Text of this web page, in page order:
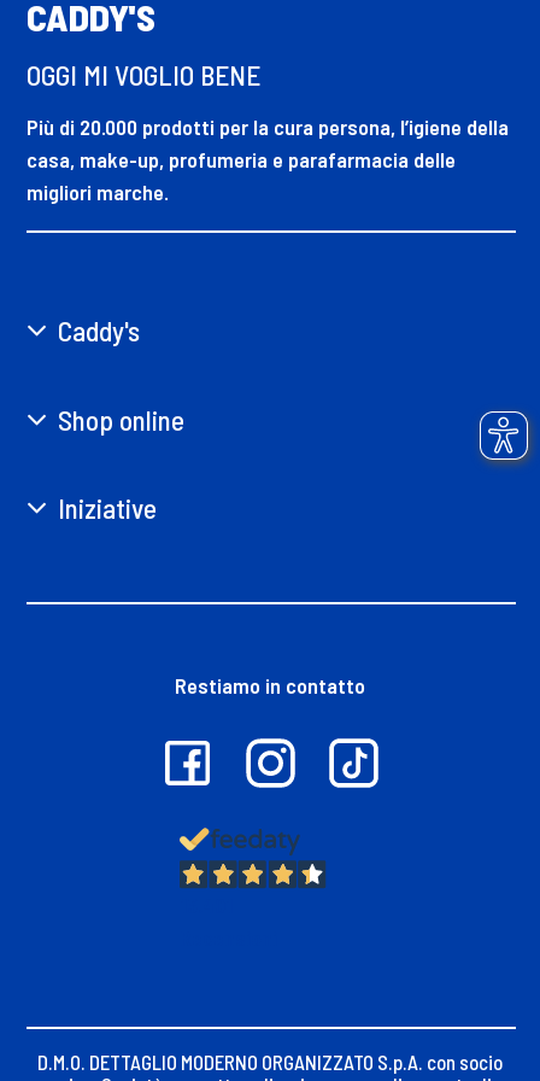
CADDY'S
OGGI MI VOGLIO BENE
Più di 20.000 prodotti per la cura persona, l’igiene della
casa, make-up, profumeria e parafarmacia delle
migliori marche.
Caddy's
Shop online
Iniziative
Restiamo in contatto
D.M.O. DETTAGLIO MODERNO ORGANIZZATO S.p.A. con socio